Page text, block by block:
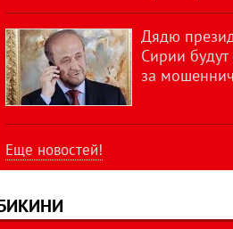
Дядю
Сирии будут
за
Еще новостей!